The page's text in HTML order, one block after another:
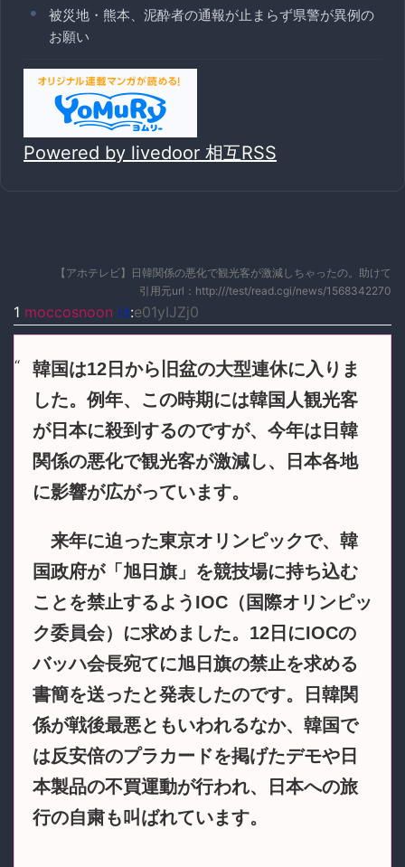
被災地・熊本、泥酔者の通報が止まらず県警が異例の
お願い
Powered by livedoor 相互RSS
【アホテレビ】日韓関係の悪化で観光客が激減しちゃったの。助けて
引用元url：http:///test/read.cgi/news/1568342270
1 moccosnoon id:e01yIJZj0
韓国は12日から旧盆の大型連休に入りま
した。例年、この時期には韓国人観光客
が日本に殺到するのですが、今年は日韓
関係の悪化で観光客が激減し、日本各地
に影響が広がっています。
来年に迫った東京オリンピックで、韓
国政府が「旭日旗」を競技場に持ち込む
ことを禁止するようIOC（国際オリンピッ
ク委員会）に求めました。12日にIOCの
バッハ会長宛てに旭日旗の禁止を求める
書簡を送ったと発表したのです。日韓関
係が戦後最悪ともいわれるなか、韓国で
は反安倍のプラカードを掲げたデモや日
本製品の不買運動が行われ、日本への旅
行の自粛も叫ばれています。